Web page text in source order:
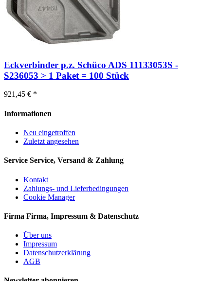
Eckverbinder p.z. Schüco ADS 11133053S -
S236053 > 1 Paket = 100 Stück
921,45 € *
Informationen
Neu eingetroffen
Zuletzt angesehen
Service Service, Versand & Zahlung
Kontakt
Zahlungs- und Lieferbedingungen
Cookie Manager
Firma Firma, Impressum & Datenschutz
Über uns
Impressum
Datenschutzerklärung
AGB